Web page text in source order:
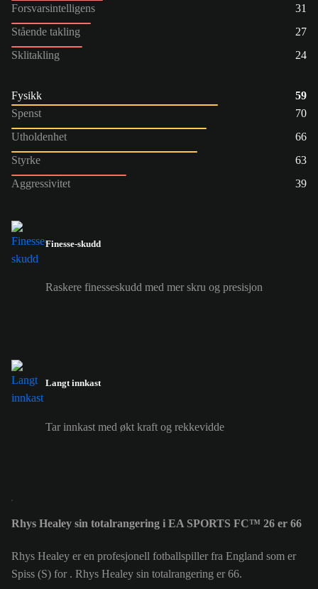
Forsvarsintelligens
31
Stående takling
27
Sklitakling
24
Fysikk
59
Spenst
70
Utholdenhet
66
Styrke
63
Aggressivitet
39
Finesse-skudd
Raskere finesseskudd med mer skru og presisjon
Langt innkast
Tar innkast med økt kraft og rekkevidde
Rhys Healey sin totalrangering i EA SPORTS FC™ 26 er 66
Rhys Healey er en profesjonell fotballspiller fra England som er
Spiss (S) for . Rhys Healey sin totalrangering er 66.